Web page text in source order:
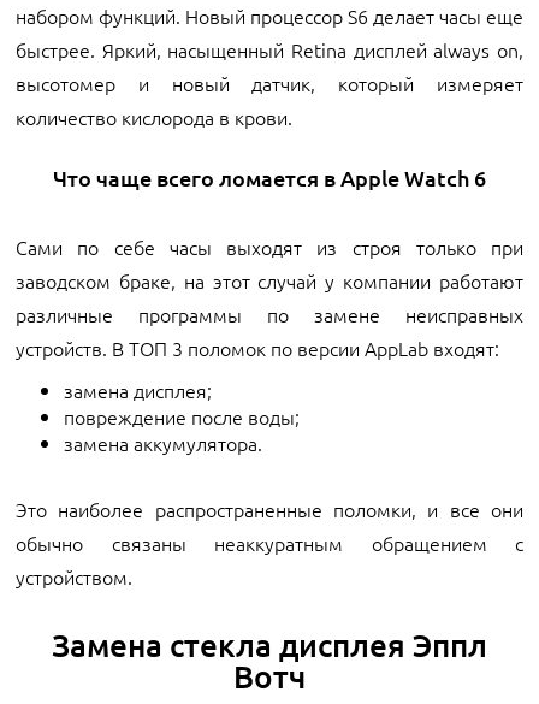
набором функций. Новый процессор S6 делает часы еще
быстрее. Яркий, насыщенный Retina дисплей always on,
высотомер и новый датчик, который измеряет
количество кислорода в крови.
Что чаще всего ломается в Apple Watch 6
Сами по себе часы выходят из строя только при
заводском браке, на этот случай у компании работают
различные программы по замене неисправных
устройств. В ТОП 3 поломок по версии AppLab входят:
замена дисплея;
повреждение после воды;
замена аккумулятора.
Это наиболее распространенные поломки, и все они
обычно связаны неаккуратным обращением с
устройством.
Замена стекла дисплея Эппл
Вотч